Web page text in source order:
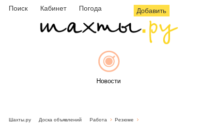
Поиск Кабинет Погода Добавить
Новости
Шахты.ру Доска объявлений Работа Резюме